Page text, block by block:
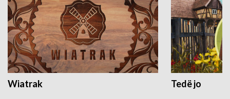
Wiatrak Tedë jo